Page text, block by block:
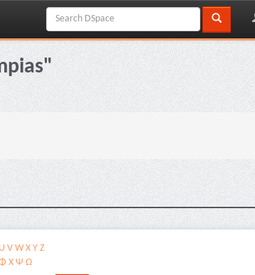
U V W X Y Z
Χ Ψ Ω